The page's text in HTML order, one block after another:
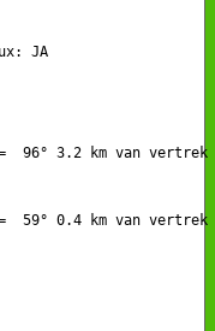
JA
96° 3.2 km van vertrek
59° 0.4 km van vertrek